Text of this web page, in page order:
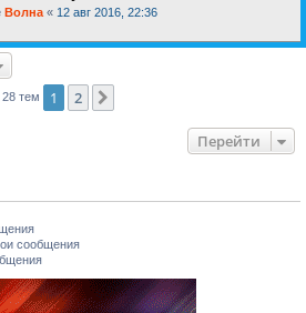
Волна « 12 авг 2016, 22:36
28 тем 1 2
Перейти
сообщения